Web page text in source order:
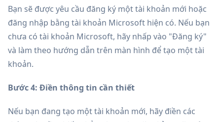
Bạn sẽ được yêu cầu đăng ký một tài khoản mới hoặc
đăng nhập bằng tài khoản Microsoft hiện có. Nếu bạn
chưa có tài khoản Microsoft, hãy nhấp vào "Đăng ký"
và làm theo hướng dẫn trên màn hình để tạo một tài
khoản.
Bước 4: Điền thông tin cần thiết
Nếu bạn đang tạo một tài khoản mới, hãy điền các